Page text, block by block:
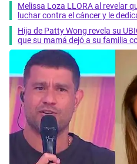
Melissa Loza LLORA al revelar
luchar contra el cáncer y le
Hija de Patty Wong revela su
que su mamá dejó a su familia